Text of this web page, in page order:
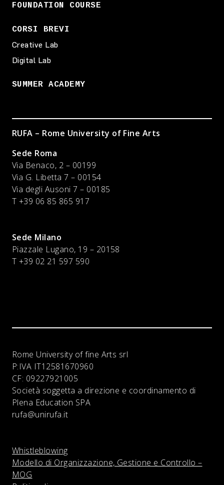
FOUNDATION COURSE
CORSI BREVI
Creative Lab
Digital Lab
SUMMER ACADEMY
RUFA – Rome University of Fine Arts
Sede Roma
Via Benaco, 2 – 00199
Via G. Libetta 7 – 00154
Via degli Ausoni 7 – 00185
T +39 06 85 865 917
Sede Milano
Piazzale Lugano, 19 – 20158
T +39 02 21 597 590
Rome University of fine Arts srl
P:IVA IT12581670960
CF: 09227921005
Società soggetta a direzione e coordinamento di
Plena Education SPA
rufa@unirufa.it
Whistleblowing
Modello di Organizzazione, Gestione e Controllo –
MOG